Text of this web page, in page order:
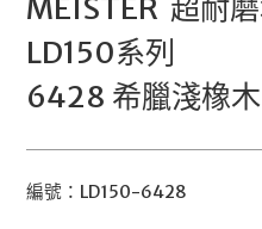
MEISTER 超耐
LD150系列
6428 希臘淺橡木
編號：LD150-6428